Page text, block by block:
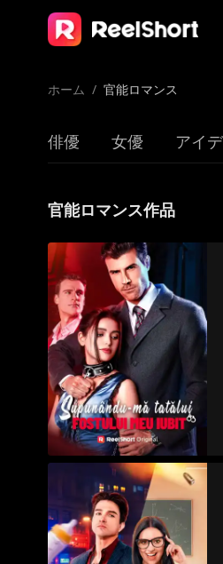
ホーム / 官能ロマンス
俳優 女優 アイ
官能ロマンス作品